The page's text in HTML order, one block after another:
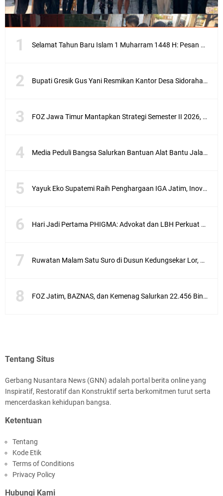
Selamat Tahun Baru Islam 1 Muharram 1448 H: Pesan Hijrah Drs. H. Husnul Aqib, M.M. untuk Negeri
Bupati Gresik Gus Yani Resmikan Kantor Desa Sidoraharjo: Simbol Komitmen Pelayanan Publik dan Kepedulian Sosial
FOZ Jawa Timur Mantapkan Strategi Semester II 2026, Fokus pada Penguatan SDM Amil dan Kolaborasi BerdampakNarasi
Media Peduli Bangsa Salurkan Bantuan Alat Bantu Jalan untuk Lansia
Yayuk Eko Supatemi Raih Penghargaan IGA Jatim, Inovasi Wayang Kulit untuk Anak Berkebutuhan Khusus
Hari Jadi Pertama PHIGMA: Advokat dan LBH Perkuat Soliditas di Jakarta
Ruwatan Malam Satu Suro di Dusun Kedungsekar Lor, Tradisi Luhur yang Terus Istiqomah
FOZ Jatim, BAZNAS, dan Kemenag Salurkan 22.456 Bingkisan Lebaran Yatim Serentak di Berbagai Daerah di Jawa Timur
Tentang Situs
Gerbang Nusantara News (GNN) adalah portal berita online yang
Inspiratif, Restoratif dan Konstruktif serta berkomitmen turut serta
mencerdaskan kehidupan bangsa.
Ketentuan
Tentang
Kode Etik
Terms of Conditions
Privacy Policy
Hubungi Kami